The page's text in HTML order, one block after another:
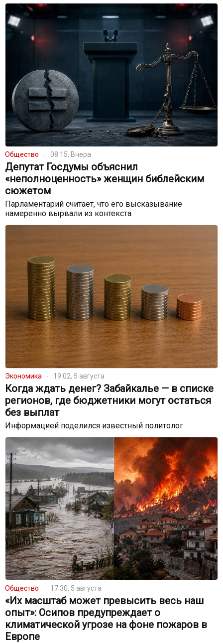
Общество 08:15, Вчера
Депутат Госдумы объяснил
«неполноценность» женщин библейским
сюжетом
Парламентарий считает, что его высказывание
намеренно вырвали из контекста
Экономика 19:02, 5 августа
Когда ждать денег? Забайкалье — в списке
регионов, где бюджетники могут остаться
без выплат
Информацией поделился известный политолог
Общество 17:30, 5 августа
«Их масштаб может превысить весь наш
опыт»: Осипов предупреждает о
климатической угрозе на фоне пожаров в
Европе